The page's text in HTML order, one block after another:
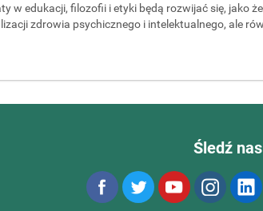
w edukacji, filozofii i etyki będą rozwijać się, jako
zdrowia psychicznego i intelektualnego, ale
Śledź nas